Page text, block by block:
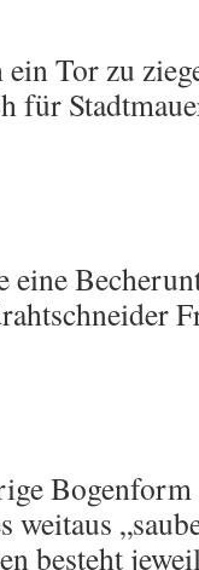
ein Tor zu
für
weitaus
besteht